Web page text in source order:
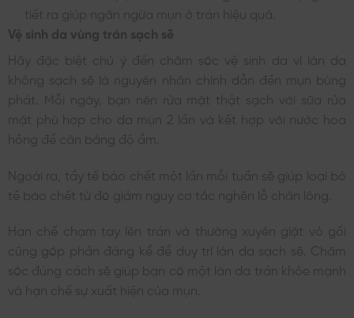
tiết ra giúp ngăn ngừa mụn ở trán hiệu quả.
Vệ sinh da vùng trán sạch sẽ
Hãy đặc biệt chú ý đến chăm sóc vệ sinh da vì làn da
không sạch sẽ là nguyên nhân chính dẫn đến mụn bùng
phát. Mỗi ngày, bạn nên rửa mặt thật sạch với sữa rửa
mặt phù hợp cho da mụn 2 lần và kết hợp với nước hoa
hồng để cân bằng độ ẩm.
Ngoài ra, tẩy tế bào chết một lần mỗi tuần sẽ giúp loại bỏ
tế bào chết từ đó giảm nguy cơ tắc nghẽn lỗ chân lông.
Hạn chế chạm tay lên trán và thường xuyên giặt vỏ gối
cũng góp phần đáng kể để duy trì làn da sạch sẽ. Chăm
sóc đúng cách sẽ giúp bạn có một làn da trán khỏe mạnh
và hạn chế sự xuất hiện của mụn.